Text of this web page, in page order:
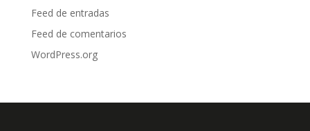
Feed de entradas
Feed de comentarios
WordPress.org